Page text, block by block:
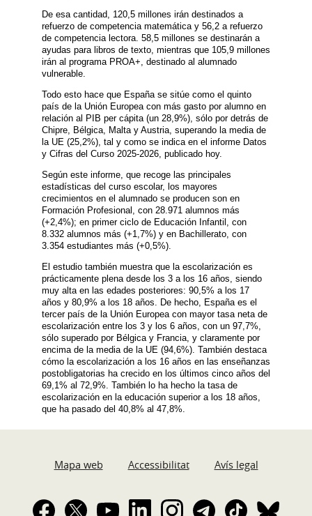
De esa cantidad, 120,5 millones irán destinados a
refuerzo de competencia matemática y 56,2 a refuerzo
de competencia lectora. 58,5 millones se destinarán a
ayudas para libros de texto, mientras que 105,9 millones
irán al programa PROA+, destinado al alumnado
vulnerable.
Todo esto hace que España se sitúe como el quinto
país de la Unión Europea con más gasto por alumno en
relación al PIB per cápita (un 28,9%), sólo por detrás de
Chipre, Bélgica, Malta y Austria, superando la media de
la UE (25,2%), tal y como se indica en el informe Datos
y Cifras del Curso 2025-2026, publicado hoy.
Según este informe, que recoge las principales
estadísticas del curso escolar, los mayores
crecimientos en el alumnado se producen son en
Formación Profesional, con 28.971 alumnos más
(+2,4%); en primer ciclo de Educación Infantil, con
8.332 alumnos más (+1,7%) y en Bachillerato, con
3.354 estudiantes más (+0,5%).
El estudio también muestra que la escolarización es
prácticamente plena desde los 3 a los 16 años, siendo
muy alta en las edades posteriores: 90,5% a los 17
años y 80,9% a los 18 años. De hecho, España es el
tercer país de la Unión Europea con mayor tasa neta de
escolarización entre los 3 y los 6 años, con un 97,7%,
sólo superado por Bélgica y Francia, y claramente por
encima de la media de la UE (94,6%). También destaca
cómo la escolarización a los 16 años en las enseñanzas
postobligatorias ha crecido en los últimos cinco años del
69,1% al 72,9%. También lo ha hecho la tasa de
escolarización en la educación superior a los 18 años,
que ha pasado del 40,8% al 47,8%.
Mapa web Accessibilitat Avís legal